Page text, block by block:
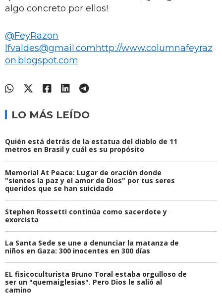
algo concreto por ellos!
@FeyRazon
lfvaldes@gmail.com http://www.columnafeyraz
on.blogspot.com
LO MÁS LEÍDO
Quién está detrás de la estatua del diablo de 11
metros en Brasil y cuál es su propósito
Memorial At Peace: Lugar de oración donde
"sientes la paz y el amor de Dios" por tus seres
queridos que se han suicidado
Stephen Rossetti continúa como sacerdote y
exorcista
La Santa Sede se une a denunciar la matanza de
niños en Gaza: 300 inocentes en 300 días
EL fisicoculturista Bruno Toral estaba orgulloso de
ser un "quemaiglesias". Pero Dios le salió al
camino